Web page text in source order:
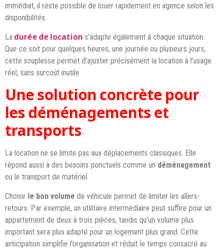
immédiat, il reste possible de louer rapidement en agence selon les
disponibilités.
La durée de location s’adapte également à chaque situation.
Que ce soit pour quelques heures, une journée ou plusieurs jours,
cette souplesse permet d’ajuster précisément la location à l’usage
réel, sans surcoût inutile.
Une solution concrète pour
les déménagements et
transports
La location ne se limite pas aux déplacements classiques. Elle
répond aussi à des besoins ponctuels comme un déménagement
ou le transport de matériel.
Choisir le bon volume de véhicule permet de limiter les allers-
retours. Par exemple, un utilitaire intermédiaire peut suffire pour un
appartement de deux à trois pièces, tandis qu’un volume plus
important sera plus adapté pour un logement plus grand. Cette
anticipation simplifie l’organisation et réduit le temps consacré au